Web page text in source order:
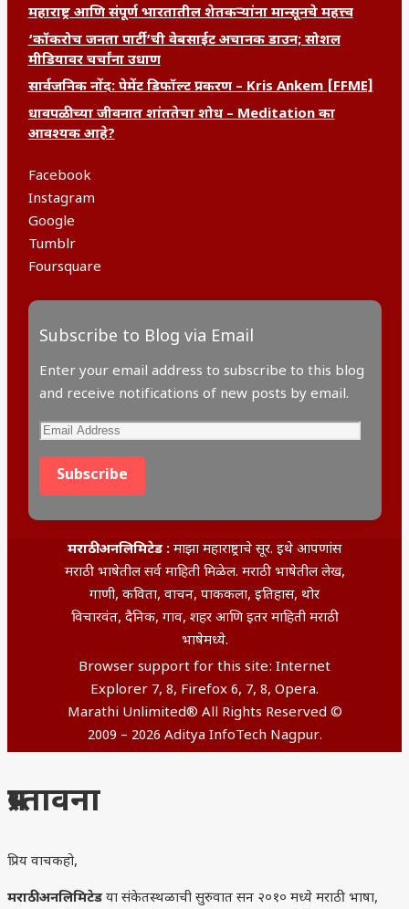
महाराष्ट्र आणि संपूर्ण भारतातील शेतकऱ्यांना मान्सूनचे महत्त्व
‘कॉकरोच जनता पार्टी’ची वेबसाईट अचानक डाउन; सोशल
मीडियावर चर्चांना उधाण
सार्वजनिक नोंद: पेमेंट डिफॉल्ट प्रकरण – Kris Ankem [FFME]
धावपळीच्या जीवनात शांततेचा शोध – Meditation का
आवश्यक आहे?
Facebook
Instagram
Google
Tumblr
Foursquare
Subscribe to Blog via Email
Enter your email address to subscribe to this blog
and receive notifications of new posts by email.
Subscribe
मराठी अनलिमिटेड : माझा महाराष्ट्राचे सूर. इथे आपणांस
मराठी भाषेतील सर्व माहिती मिळेल. मराठी भाषेतील लेख,
गाणी, कविता, वाचन, पाककला, इतिहास, थोर
विचारवंत, दैनिक, गाव, शहर आणि इतर माहिती मराठी
भाषेमध्ये.
Browser support for this site: Internet
Explorer 7, 8, Firefox 6, 7, 8, Opera.
Marathi Unlimited® All Rights Reserved ©
2009 – 2026 Aditya InfoTech Nagpur.
प्रस्तावना
प्रिय वाचकहो,
मराठी अनलिमिटेड या संकेतस्थळाची सुरुवात सन २०१० मध्ये मराठी भाषा,